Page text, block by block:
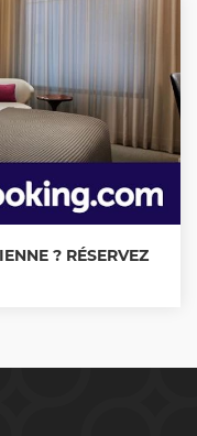
? RÉSERVEZ